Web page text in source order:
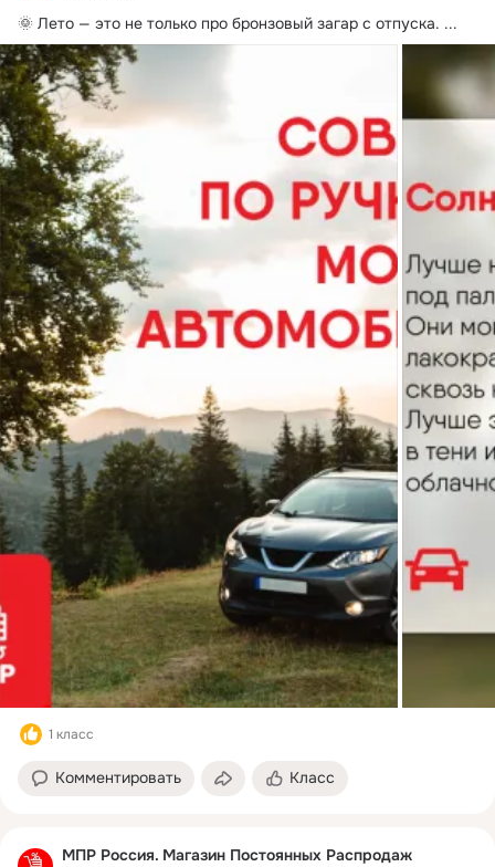
🌞 Лето — это не только про бронзовый загар с отпуска. ...
1 класс
Комментировать Класс
МПР Россия. Магазин Постоянных Распродаж